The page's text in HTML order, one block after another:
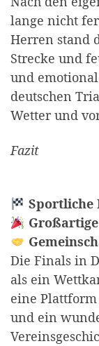
lange nicht
Herren stand
Strecke und
und
deutschen
Wetter und
Fazit
Sportliche
Die Finals in
als ein
eine
und ein